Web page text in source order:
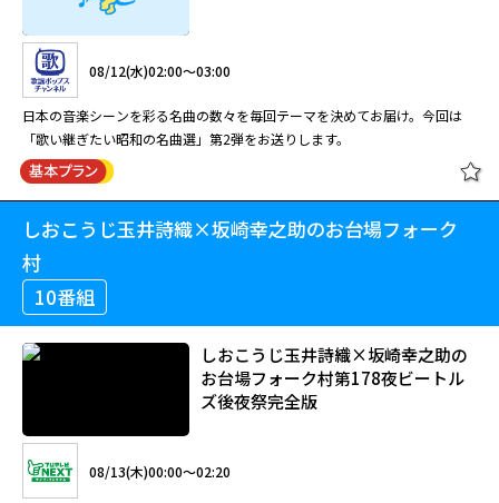
08/12(水)02:00～03:00
日本の音楽シーンを彩る名曲の数々を毎回テーマを決めてお届け。今回は
「歌い継ぎたい昭和の名曲選」第2弾をお送りします。
しおこうじ玉井詩織×坂崎幸之助のお台場フォーク
村
10番組
しおこうじ玉井詩織×坂崎幸之助の
お台場フォーク村第178夜ビートル
ズ後夜祭完全版
08/13(木)00:00～02:20